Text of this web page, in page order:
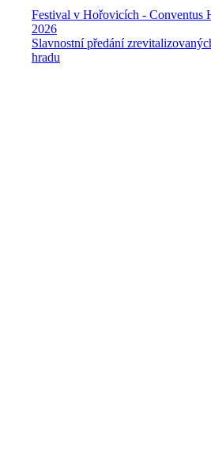
Festival v Hořovicích - Conventus
2026
Slavnostní předání
hradu